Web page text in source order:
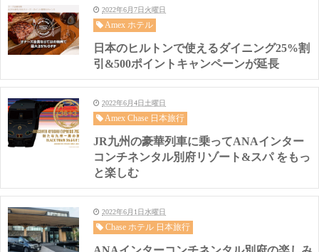
2022年6月7日火曜日
Amex ホテル
日本のヒルトンで使えるダイニング25%割
引&500ポイントキャンペーンが延長
2022年6月4日土曜日
Amex Chase 日本旅行
JR九州の豪華列車に乗ってANAインター
コンチネンタル別府リゾート&スパ をもっ
と楽しむ
2022年6月1日水曜日
Chase ホテル 日本旅行